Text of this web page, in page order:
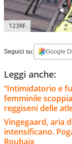
123RF
Seguici su: Google
Leggi anche:
“Intimidatorio e
femminile
reggiseni delle
Vingegaard, aria
intensificano.
Roubaix